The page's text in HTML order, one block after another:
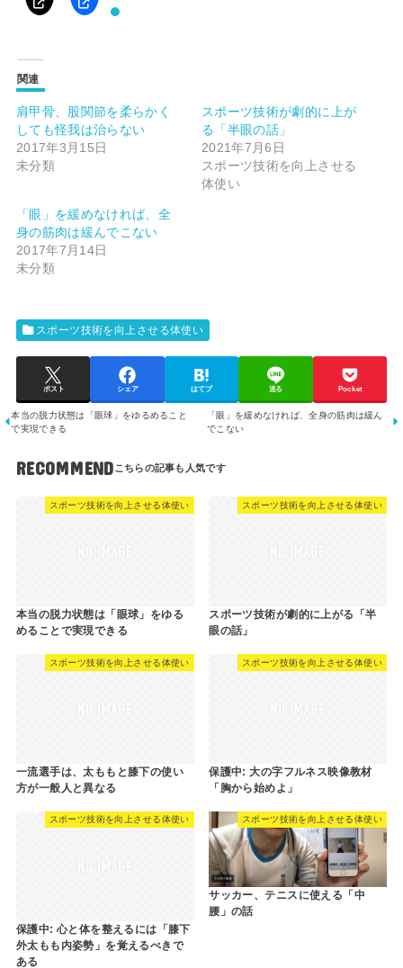
関連
肩甲骨、股関節を柔らかく
しても怪我は治らない
2017年3月15日
未分類
スポーツ技術が劇的に上が
る「半眼の話」
2021年7月6日
スポーツ技術を向上させる
体使い
「眼」を緩めなければ、全
身の筋肉は緩んでこない
2017年7月14日
未分類
スポーツ技術を向上させる体使い
ポスト シェア はてブ 送る Pocket
本当の脱力状態は「眼球」をゆるめること
で実現できる
「眼」を緩めなければ、全身の筋肉は緩ん
でこない
RECOMMEND
スポーツ技術を向上させる体使い
本当の脱力状態は「眼球」をゆる
めることで実現できる
スポーツ技術を向上させる体使い
スポーツ技術が劇的に上がる「半
眼の話」
スポーツ技術を向上させる体使い
一流選手は、太ももと膝下の使い
方が一般人と異なる
スポーツ技術を向上させる体使い
保護中: 大の字フルネス映像教材
「胸から始めよ」
スポーツ技術を向上させる体使い
保護中: 心と体を整えるには「膝下
外太もも内姿勢」を覚えるべきで
ある
スポーツ技術を向上させる体使い
サッカー、テニスに使える「中
腰」の話